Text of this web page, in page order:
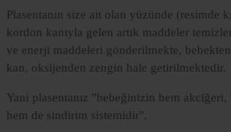
Plasentanın size ait olan yüzünde (resimde
kordon kanıyla gelen artık maddeler
ve enerji maddeleri gönderilmekte,
kan, oksijenden zengin hale getirilmektedir.
Yani plasentanız "bebeğinizin hem
hem de sindirim sistemidir".